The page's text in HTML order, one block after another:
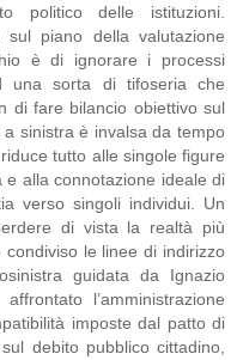
politico delle istituzioni.
piano della valutazione
è di ignorare i processi
una sorta di tifoseria che
di fare bilancio obiettivo sul
sinistra è invalsa da tempo
tutto alle singole figure
alla connotazione ideale di
verso singoli individui. Un
di vista la realtà più
le linee di indirizzo
guidata da Ignazio
l’amministrazione
imposte dal patto di
debito pubblico cittadino,